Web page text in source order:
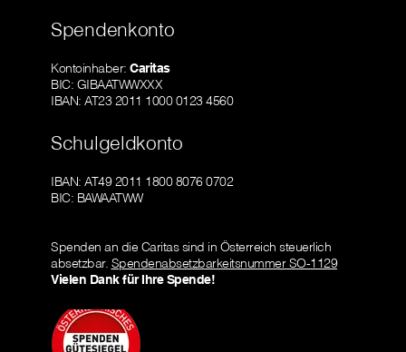
Spendenkonto
Kontoinhaber: Caritas
BIC: GIBAATWWXXX
IBAN: AT23 2011 1000 0123 4560
Schulgeldkonto
IBAN: AT49 2011 1800 8076 0702
BIC: BAWAATWW
Spenden an die Caritas sind in Österreich steuerlich
absetzbar. Spendenabsetzbarkeitsnummer SO-1129
Vielen Dank für Ihre Spende!